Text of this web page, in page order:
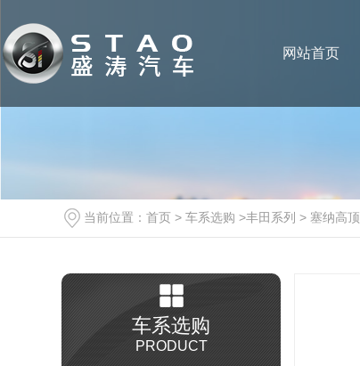
网站首页
当前位置： 首页 > 车系选购 >丰田系列 > 塞纳高顶
车系选购
PRODUCT